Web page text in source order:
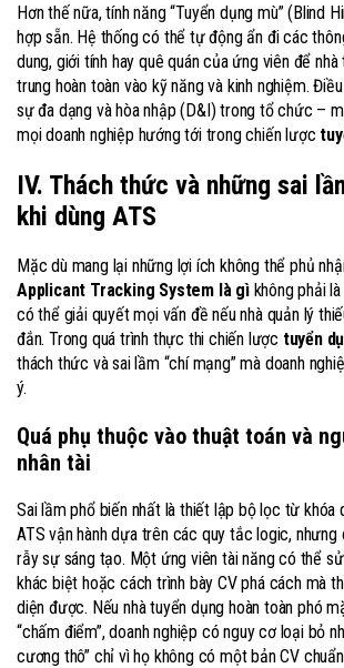
Hơn thế nữa, tính năng “Tuyển dụng mù” (Blind
hợp sẵn. Hệ thống có thể tự động ẩn đi các
dung, giới tính hay quê quán của ứng viên để
trung hoàn toàn vào kỹ năng và kinh nghiệm.
sự đa dạng và hòa nhập (D&I) trong tổ chức –
mọi doanh nghiệp hướng tới trong chiến lược
IV. Thách thức và những sai
khi dùng ATS
Mặc dù mang lại những lợi ích không thể phủ
Applicant Tracking System là gìkhông phải là
có thể giải quyết mọi vấn đề nếu nhà quản lý
đắn. Trong quá trình thực thi chiến lược tuyển
thách thức và sai lầm “chí mạng” mà doanh
ý.
Quá phụ thuộc vào thuật toán và
nhân tài
Sai lầm phổ biến nhất là thiết lập bộ lọc từ khóa
ATS vận hành dựa trên các quy tắc logic,
rẫy sự sáng tạo. Một ứng viên tài năng có thể
khác biệt hoặc cách trình bày CV phá cách mà
diện được. Nếu nhà tuyển dụng hoàn toàn phó
“chấm điểm”, doanh nghiệp có nguy cơ loại bỏ
cương thô” chỉ vì họ không có một bản CV